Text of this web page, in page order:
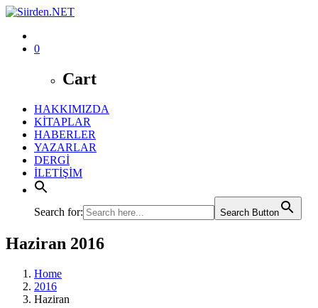
0
Cart
HAKKIMIZDA
KİTAPLAR
HABERLER
YAZARLAR
DERGİ
İLETİŞİM
Search for: Search Button
Haziran 2016
Home
2016
Haziran